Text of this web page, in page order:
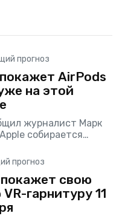
прогноз
AirPods
на этой
журналист Марк
собирается
AirPods Pro уже на
неделе, в среду 7
когда будет
очередное
прогноз
свою
гарнитуру 11